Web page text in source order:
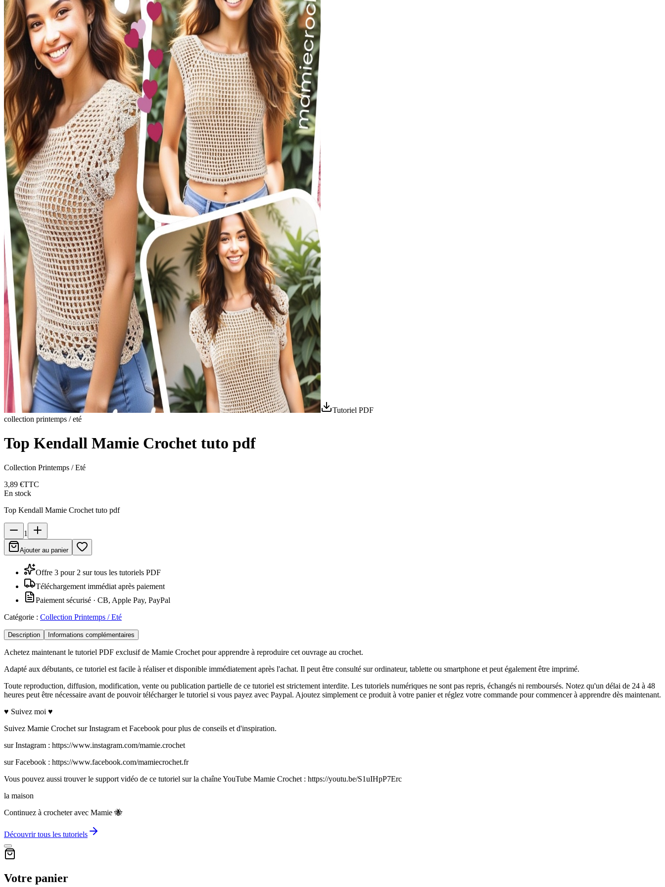
Tutoriel PDF
collection printemps / eté
Top Kendall Mamie Crochet tuto pdf
Collection Printemps / Eté
3,89 €TTC
En stock
Top Kendall Mamie Crochet tuto pdf
1
Ajouter au panier
Offre 3 pour 2 sur tous les tutoriels PDF
Téléchargement immédiat après paiement
Paiement sécurisé · CB, Apple Pay, PayPal
Catégorie : Collection Printemps / Eté
Description Informations complémentaires
Achetez maintenant le tutoriel PDF exclusif de Mamie Crochet pour apprendre à reproduire cet ouvrage au crochet.
Adapté aux débutants, ce tutoriel est facile à réaliser et disponible immédiatement après l'achat. Il peut être consulté sur ordinateur, tablette ou smartphone et peut également être imprimé.
Toute reproduction, diffusion, modification, vente ou publication partielle de ce tutoriel est strictement interdite. Les tutoriels numériques ne sont pas repris, échangés ni remboursés. Notez qu'un délai de 24 à 48
heures peut être nécessaire avant de pouvoir télécharger le tutoriel si vous payez avec Paypal. Ajoutez simplement ce produit à votre panier et réglez votre commande pour commencer à apprendre dès maintenant.
♥ Suivez moi ♥
Suivez Mamie Crochet sur Instagram et Facebook pour plus de conseils et d'inspiration.
sur Instagram : https://www.instagram.com/mamie.crochet
sur Facebook : https://www.facebook.com/mamiecrochet.fr
Vous pouvez aussi trouver le support vidéo de ce tutoriel sur la chaîne YouTube Mamie Crochet : https://youtu.be/S1uIHpP7Erc
la maison
Continuez à crocheter avec Mamie 🐝
Découvrir tous les tutoriels
Votre panier